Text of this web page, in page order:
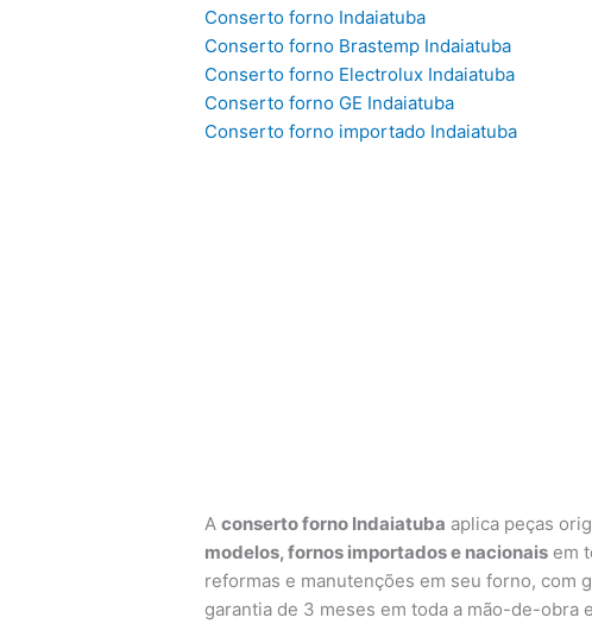
Conserto forno Indaiatuba
Conserto forno Brastemp Indaiatuba
Conserto forno Electrolux Indaiatuba
Conserto forno GE Indaiatuba
Conserto forno importado Indaiatuba
Aconserto forno Indaiatuba aplica peças
modelos, fornos importados e nacionais em
reformas e manutenções em seu forno, com
garantia de 3 meses em toda a mão-de-obra